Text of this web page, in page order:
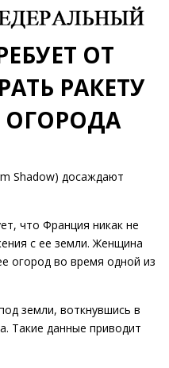
ОТ
РАКЕТУ
ОГОРОДА
Shadow) досаждают
что Франция никак не
с ее земли. Женщина
огород во время одной из
земли, воткнувшись в
Такие данные приводит